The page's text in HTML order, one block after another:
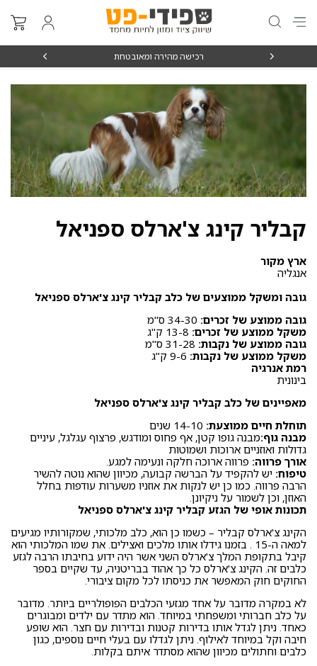
רכישה מהירה ומאובטחת
קבליר קינג צ'ארלס ספניאל
ארץ מקור
אנגליה
גובה ומשקל ממוצעים של כלב קבליר קינג צ'ארלס ספניאל
גובה ממוצע של זכרים: 34-30 ס"מ
משקל ממוצע של זכרים: 13-8 ק"ג
גובה ממוצע של נקבות: 31-28 ס"מ
משקל ממוצע של נקבות: 9-6 ק"ג
רמת אנרגיה
בינונית
מאפיינים של כלב קבליר קינג צ'ארלס ספניאל
תוחלת חיים ממוצעת: 14-10 שנים
מבנה גוף:מבנה גופו קטן, אף פחוס ומודגש, פרצוף עגלגל, עיניים
גדולות ואוזניים ארוכות ושמוטות
אורך פרווה: פרווה ארוכה חלקה ונעימה למגע.
טיפוח: יש להקפיד על הברשה קבועה, מכיוון שהוא נוטה להשיר
הרבה פרווה. כמו כן יש לנקות את אוזניו משערות עודפות בחלל
האוזן, וכן לשמור על ניקיונן.
תכונות אופי של הגזע קבליר קינג צ'ארלס ספניאל
הקינג צ'ארלס קבליר – כשמו כן הוא, כלב מלכותי, שמקורותיו מגיעים
למאה ה-15 . בזמנו גידלו אותו מלכים ואצילים. את שמו המלכותי הוא
קיבל בתקופת המלך צ'ארלס השני אשר היה ידוע בחיבתו הרבה לגזע
כלבים זה. הקינג צ'ארלס כל כך אהוד בבריטניה, עד שקיים בספר
החוקים חוק המאפשר את כניסתו לכל מקום ציבורי.
לא במקרה מדובר על אחד מגזעי הכלבים הפופולריים ביותר. מדובר
על כלב חברותי ומשפחתי במיוחד. הוא מתדר עם ילדים ומבוגרים
כאחד. ניתן לגדל אותו בדירות קטנות ובדירות עם חצר. הוא שופע
חיבה וקל במיוחד לאילוף. ניתן לגדלו עם בעלי חיים נוספים, כגון
כלבים וחתולים מכיוון שהוא מסתדר איתם בקלות.